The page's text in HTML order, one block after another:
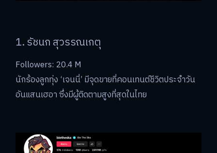
1. รัชนก สุวรรณเกตุ
Followers: 20.4 M
นักร้องลูกทุ่ง ‘เจนนี่’ มีจุดขายที่คอนเทนต์ชีวิตประจำวัน
อันแสนเฮอา ซึ่งมีผู้ติดตามสูงที่สุดในไทย